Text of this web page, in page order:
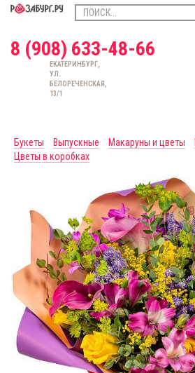
8 (908) 633-48-66
ЕКАТЕРИНБУРГ,
УЛ.
БЕЛОРЕЧЕНСКАЯ,
13/1
Букеты
Выпускные Макаруны и цветы
Цветы в коробках